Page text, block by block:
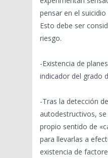
pensar en el
Esto debe ser
riesgo.
-Existencia de
indicador del grado
-Tras la detección
autodestructivos,
propio sentido de
para llevarlas a
existencia de